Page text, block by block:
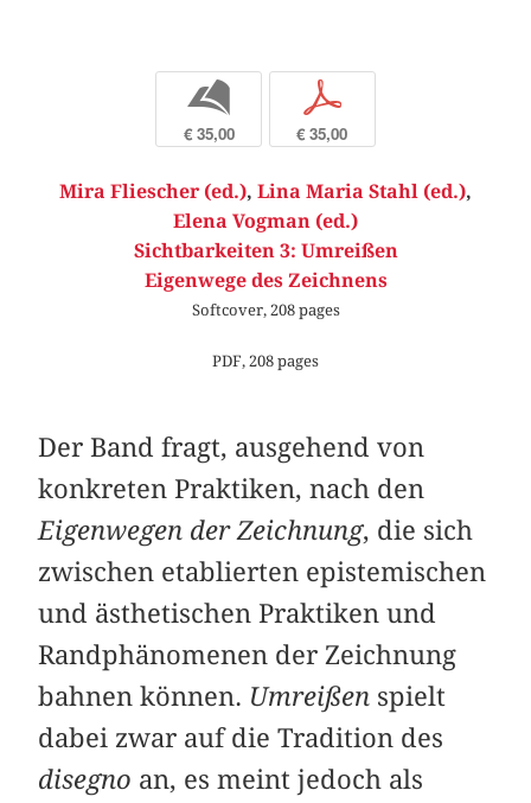
b
€ 35,00
p
€ 35,00
Mira Fliescher (ed.), Lina Maria Stahl (ed.),
Elena Vogman (ed.)
Sichtbarkeiten 3: Umreißen
Eigenwege des Zeichnens
Softcover, 208 pages
PDF, 208 pages
Der Band fragt, ausgehend von
konkreten Praktiken, nach den
Eigenwegen der Zeichnung, die sich
zwischen etablierten epistemischen
und ästhetischen Praktiken und
Randphänomenen der Zeichnung
bahnen können. Umreißen spielt
dabei zwar auf die Tradition des
disegno an, es meint jedoch als